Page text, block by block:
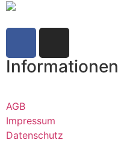
Informationen
AGB
Impressum
Datenschutz